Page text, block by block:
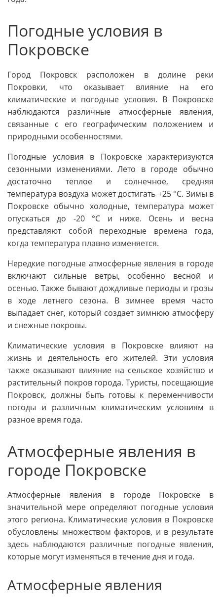
Погодные условия в
Покровске
Город Покровск расположен в долине реки
Покровки, что оказывает влияние на его
климатические и погодные условия. В Покровске
наблюдаются различные атмосферные явления,
связанные с его географическим положением и
природными особенностями.
Погодные условия в Покровске характеризуются
сезонными изменениями. Лето в городе обычно
достаточно теплое и солнечное, средняя
температура воздуха может достигать +25 °C. Зимы в
Покровске обычно холодные, температура может
опускаться до -20 °C и ниже. Осень и весна
представляют собой переходные времена года,
когда температура плавно изменяется.
Нередкие погодные атмосферные явления в городе
включают сильные ветры, особенно весной и
осенью. Также бывают дождливые периоды и грозы
в ходе летнего сезона. В зимнее время часто
выпадает снег, который создает зимнюю атмосферу
и снежные покровы.
Климатические условия в Покровске влияют на
жизнь и деятельность его жителей. Эти условия
также оказывают влияние на сельское хозяйство и
растительный покров города. Туристы, посещающие
Покровск, должны быть готовы к переменчивости
погоды и различным климатическим условиям в
разное время года.
Атмосферные явления в
городе Покровске
Атмосферные явления в городе Покровске в
значительной мере определяют погодные условия
этого региона. Климатические условия в Покровске
обусловлены множеством факторов, и в результате
здесь наблюдаются различные погодные явления,
которые могут изменяться в течение дня и года.
Атмосферные явления